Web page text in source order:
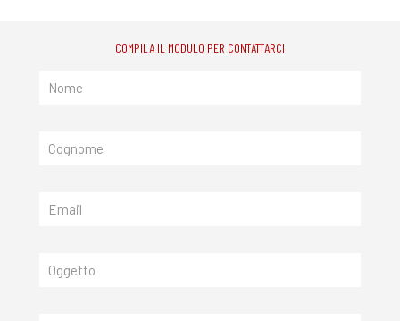
COMPILA IL MODULO PER CONTATTARCI